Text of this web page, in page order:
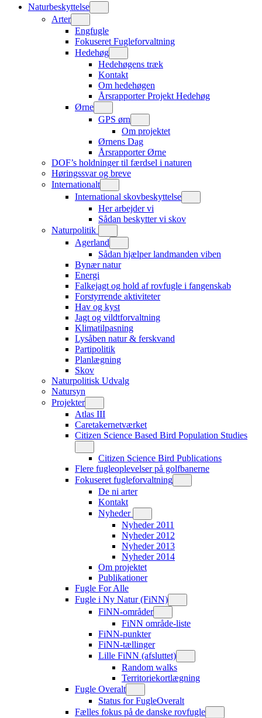
Naturbeskyttelse
Arter
Engfugle
Fokuseret Fugleforvaltning
Hedehøg
Hedehøgens træk
Kontakt
Om hedehøgen
Årsrapporter Projekt Hedehøg
Ørne
GPS ørn
Om projektet
Ørnens Dag
Årsrapporter Ørne
DOF’s holdninger til færdsel i naturen
Høringssvar og breve
Internationalt
International skovbeskyttelse
Her arbejder vi
Sådan beskytter vi skov
Naturpolitik
Agerland
Sådan hjælper landmanden viben
Bynær natur
Energi
Falkejagt og hold af rovfugle i fangenskab
Forstyrrende aktiviteter
Hav og kyst
Jagt og vildtforvaltning
Klimatilpasning
Lysåben natur & ferskvand
Partipolitik
Planlægning
Skov
Naturpolitisk Udvalg
Natursyn
Projekter
Atlas III
Caretakernetværket
Citizen Science Based Bird Population Studies
Citizen Science Bird Publications
Flere fugleoplevelser på golfbanerne
Fokuseret fugleforvaltning
De ni arter
Kontakt
Nyheder
Nyheder 2011
Nyheder 2012
Nyheder 2013
Nyheder 2014
Om projektet
Publikationer
Fugle For Alle
Fugle i Ny Natur (FiNN)
FiNN-områder
FiNN område-liste
FiNN-punkter
FiNN-tællinger
Lille FiNN (afsluttet)
Random walks
Territoriekortlægning
Fugle Overalt
Status for FugleOveralt
Fælles fokus på de danske rovfugle